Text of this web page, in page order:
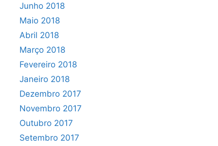
Junho 2018
Maio 2018
Abril 2018
Março 2018
Fevereiro 2018
Janeiro 2018
Dezembro 2017
Novembro 2017
Outubro 2017
Setembro 2017